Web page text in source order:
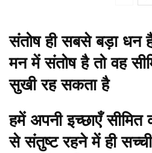
संतोष ही सबसे बड़ा धन
मन में संतोष है तो वह
सुखी रह सकता है
हमें अपनी इच्छाएँ
से संतुष्ट रहने में ही